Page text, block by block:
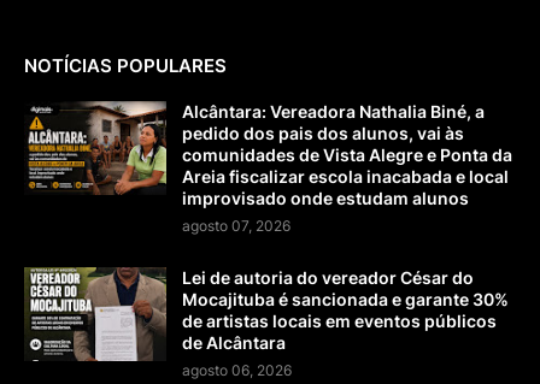
NOTÍCIAS POPULARES
Alcântara: Vereadora Nathalia Biné, a
pedido dos pais dos alunos, vai às
comunidades de Vista Alegre e Ponta da
Areia fiscalizar escola inacabada e local
improvisado onde estudam alunos
agosto 07, 2026
Lei de autoria do vereador César do
Mocajituba é sancionada e garante 30%
de artistas locais em eventos públicos
de Alcântara
agosto 06, 2026